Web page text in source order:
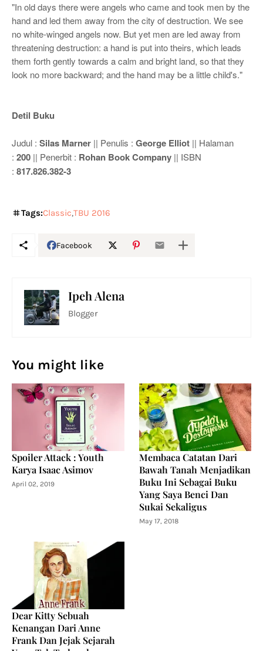
"In old days there were angels who came and took men by the
hand and led them away from the city of destruction. We see
no white-winged angels now. But yet men are led away from
threatening destruction: a hand is put into theirs, which leads
them forth gently towards a calm and bright land, so that they
look no more backward; and the hand may be a little child's."
Detil Buku
Judul : Silas Marner || Penulis : George Elliot || Halaman
: 200 || Penerbit : Rohan Book Company || ISBN
: 817.826.382-3
Tags:Classic TBU 2016
Facebook
Ipeh Alena
Blogger
You might like
Spoiler Attack : Youth
Karya Isaac Asimov
April 02, 2019
Membaca Catatan Dari
Bawah Tanah Menjadikan
Buku Ini Sebagai Buku
Yang Saya Benci Dan
Sukai Sekaligus
May 17, 2018
Dear Kitty Sebuah
Kenangan Dari Anne
Frank Dan Jejak Sejarah